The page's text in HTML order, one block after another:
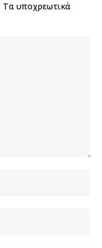
Τα υποχρεωτικά